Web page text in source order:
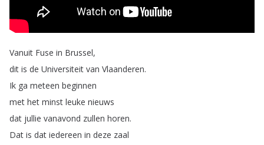
Vanuit Fuse in Brussel,
dit is de Universiteit van Vlaanderen.
Ik ga meteen beginnen
met het minst leuke nieuws
dat jullie vanavond zullen horen.
Dat is dat iedereen in deze zaal